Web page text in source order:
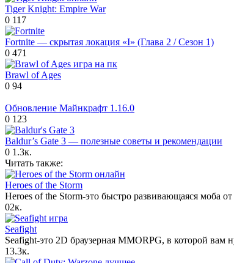
Tiger Knight: Empire War
0 117
Fortnite — скрытая локация «I» (Глава 2 / Сезон 1)
0 471
Brawl of Ages
0 94
Обновление Майнкрафт 1.16.0
0 123
Baldur’s Gate 3 — полезные советы и рекомендации
0 1.3к.
Читать также:
Heroes of the Storm
Heroes of the Storm-это быстро развивающаяся моба от
02к.
Seafight
Seafight-это 2D браузерная MMORPG, в которой вам
13.3к.